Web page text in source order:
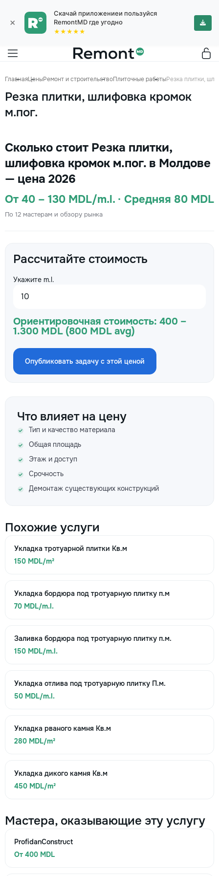
×
Скачай приложениеи пользуйся
RemontMD где угодно
★★★★★
ГлавнаяЦеныРемонт и строительствоПлиточные работыРезка плитки,
Резка плитки, шлифовка кромок
м.пог.
Сколько стоит Резка плитки,
шлифовка кромок м.пог. в Молдове
— цена 2026
От 40 – 130 MDL/m.l. · Средняя 80 MDL
По 12 мастерам и обзору рынка
Рассчитайте стоимость
Укажите m.l.
Ориентировочная стоимость: 400 –
1.300 MDL (800 MDL avg)
Опубликовать задачу с этой ценой
Что влияет на цену
Тип и качество материала
Общая площадь
Этаж и доступ
Срочность
Демонтаж существующих конструкций
Похожие услуги
Укладка тротуарной плитки Кв.м
150 MDL/m²
Укладка бордюра под тротуарную плитку п.м
70 MDL/m.l.
Заливка бордюра под тротуарную плитку п.м.
150 MDL/m.l.
Укладка отлива под тротуарную плитку П.м.
50 MDL/m.l.
Укладка рваного камня Кв.м
280 MDL/m²
Укладка дикого камня Кв.м
450 MDL/m²
Мастера, оказывающие эту услугу
ProfidanConstruct
От 400 MDL